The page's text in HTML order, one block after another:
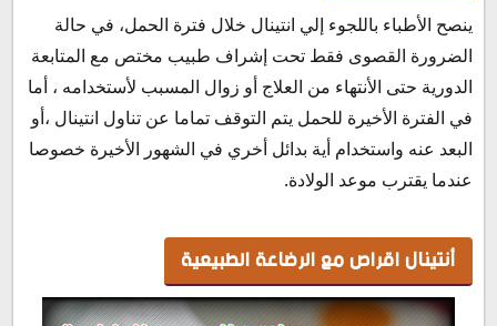
ينصح الأطباء باللجوء إلي انتينال خلال فترة الحمل، في حالة
الضرورة القصوى فقط تحت إشراف طبيب مختص مع المتابعة
الدورية حتى الأنتهاء من العلاج أو زوال المسبب لأستخدامه ، أما
في الفترة الأخيرة للحمل يتم التوقف تماما عن تناول انتينال ،أو
البعد عنه واستخدام أية بدائل أخري في الشهور الأخيرة خصوصا
عندما يقترب موعد الولادة.
أنتينال اقراص مع الرضاعة الطبيعية